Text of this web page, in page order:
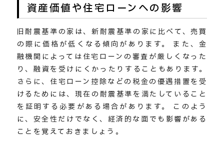
資産価値や住宅ローンへの影響
旧耐震基準の家は、新耐震基準の家に比べて、売買
の際に価格が低くなる傾向があります。 また、金
融機関によっては住宅ローンの審査が厳しくなった
り、融資を受けにくかったりすることもあります。
さらに、住宅ローン控除などの税金の優遇措置を受
けるためには、現在の耐震基準を満たしていること
を証明する必要がある場合があります。 このよう
に、安全性だけでなく、経済的な面でも影響がある
ことを覚えておきましょう。